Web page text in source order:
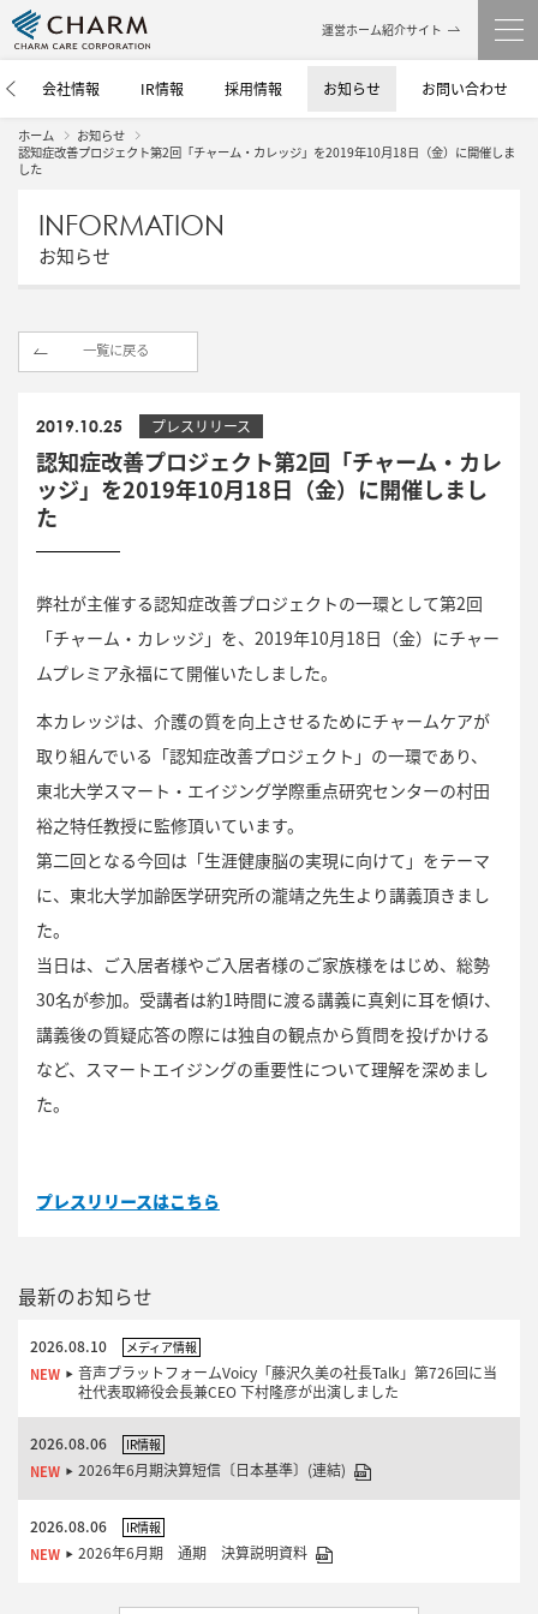
運営ホーム紹介サイト
会社情報 IR情報 採用情報 お知らせ お問い合わせ
ホーム
お知らせ
認知症改善プロジェクト第2回「チャーム・カレッジ」を2019年10月18日（金）に開催しま
した
INFORMATION
お知らせ
一覧に戻る
2019.10.25 プレスリリース
認知症改善プロジェクト第2回「チャーム・カレ
ッジ」を2019年10月18日（金）に開催しまし
た
弊社が主催する認知症改善プロジェクトの一環として第2回
「チャーム・カレッジ」を、2019年10月18日（金）にチャー
ムプレミア永福にて開催いたしました。
本カレッジは、介護の質を向上させるためにチャームケアが
取り組んでいる「認知症改善プロジェクト」の一環であり、
東北大学スマート・エイジング学際重点研究センターの村田
裕之特任教授に監修頂いています。
第二回となる今回は「生涯健康脳の実現に向けて」をテーマ
に、東北大学加齢医学研究所の瀧靖之先生より講義頂きまし
た。
当日は、ご入居者様やご入居者様のご家族様をはじめ、総勢
30名が参加。受講者は約1時間に渡る講義に真剣に耳を傾け、
講義後の質疑応答の際には独自の観点から質問を投げかける
など、スマートエイジングの重要性について理解を深めまし
た。
プレスリリースはこちら
最新のお知らせ
2026.08.10 メディア情報
音声プラットフォームVoicy「藤沢久美の社長Talk」第726回に当
社代表取締役会長兼CEO 下村隆彦が出演しました
2026.08.06 IR情報
2026年6月期決算短信〔日本基準〕(連結)
2026.08.06 IR情報
2026年6月期 通期 決算説明資料